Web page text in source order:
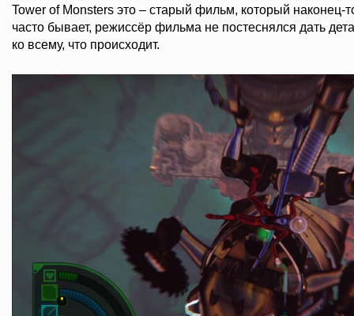
Tower of Monsters это – старый фильм, который наконец-
часто бывает, режиссёр фильма не постеснялся дать
ко всему, что происходит.